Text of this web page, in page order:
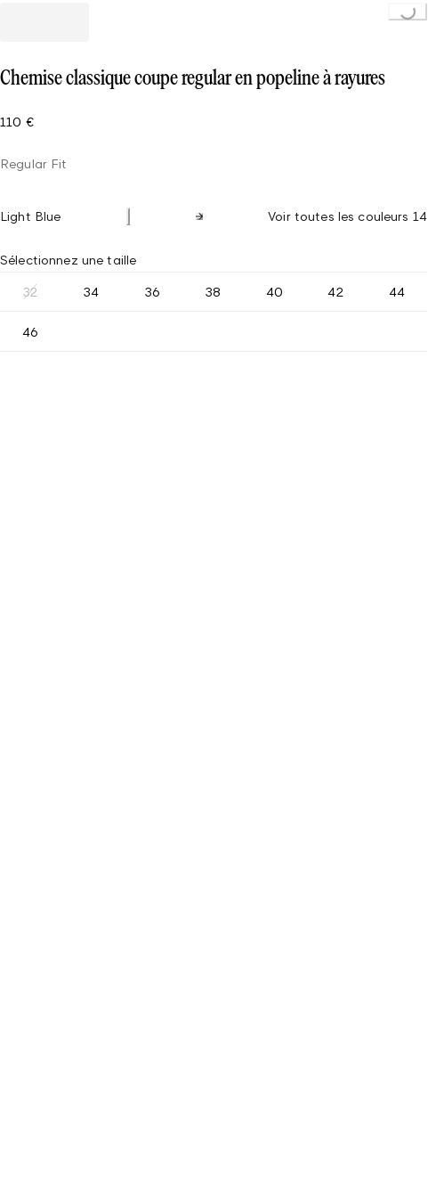
Chemise classique coupe regular en popeline à rayures
110 €
Regular Fit
Light Blue Voir toutes les couleurs 14
Sélectionnez une taille
32 34 36 38 40 42 44
46